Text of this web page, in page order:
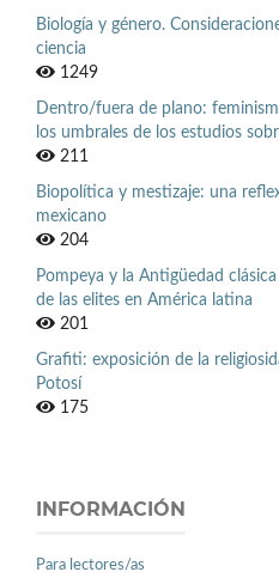
Biología y género.
ciencia
1249
Dentro/fuera de plano:
los umbrales de los estudios
211
Biopolítica y mestizaje: una
mexicano
204
Pompeya y la Antigüedad
de las elites en América latina
201
Grafiti: exposición de la
Potosí
175
INFORMACIÓN
Para lectores/as